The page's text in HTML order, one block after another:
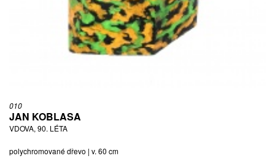
010
JAN KOBLASA
VDOVA, 90. LÉTA
polychromované dřevo | v. 60 cm